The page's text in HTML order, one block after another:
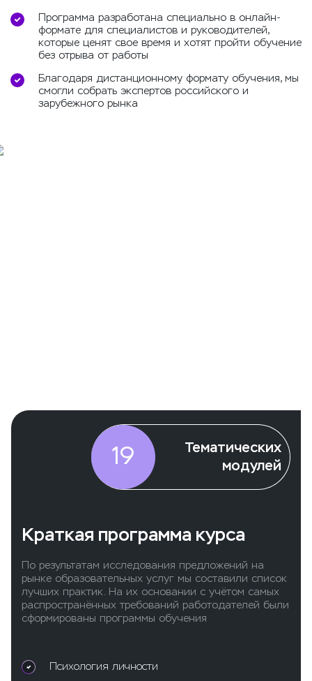
Программа разработана специально в онлайн-
формате для специалистов и руководителей,
которые ценят свое время и хотят пройти обучение
без отрыва от работы
Благодаря дистанционному формату обучения, мы
смогли собрать экспертов российского и
зарубежного рынка
Краткая программа курса
По результатам исследования предложений на
рынке образовательных услуг мы составили список
лучших практик. На их основании с учётом самых
распространённых требований работодателей были
сформированы программы обучения
19
Тематических
модулей
Психология личности